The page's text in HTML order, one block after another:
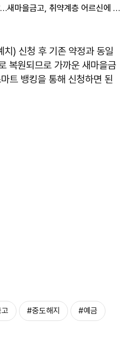
"건강하게 여름 나세요"…새마을금고, 취약계층 어르신에 삼계탕 나눔
) 신청 후 기존 약정과 동일
복원되므로 가까운 새마을금
트 뱅킹을 통해 신청하면 된
#중도해지 #예금